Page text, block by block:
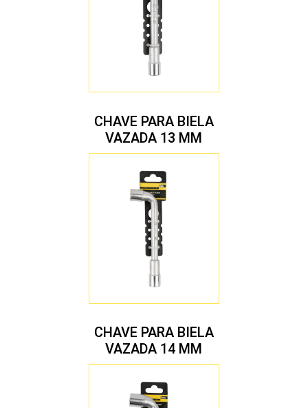
CHAVE PARA BIELA
VAZADA 13 MM
CHAVE PARA BIELA
VAZADA 14 MM